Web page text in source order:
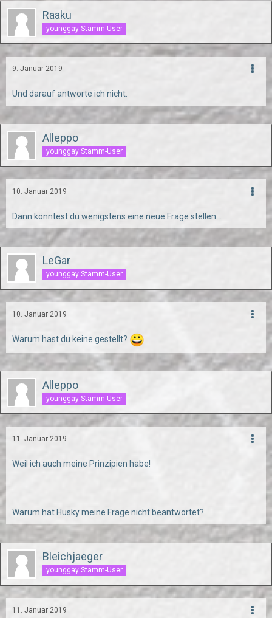
Raaku
younggay Stamm-User
9. Januar 2019
Und darauf antworte ich nicht.
Alleppo
younggay Stamm-User
10. Januar 2019
Dann könntest du wenigstens eine neue Frage stellen...
LeGar
younggay Stamm-User
10. Januar 2019
Warum hast du keine gestellt?
Alleppo
younggay Stamm-User
11. Januar 2019
Weil ich auch meine Prinzipien habe!
Warum hat Husky meine Frage nicht beantwortet?
Bleichjaeger
younggay Stamm-User
11. Januar 2019